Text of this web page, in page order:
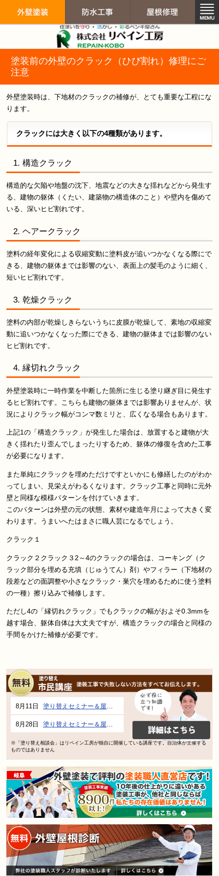
塗装前の外壁のクラック（ひび割れ）修理にご
注意
外壁塗装時は、下地材のクラックの補修が、とても重要な工程にな
ります。
クラックには大きく以下の4種類があります。
1. 構造クラック
構造的な欠陥や地盤の沈下、地震などの大きな揺れなどから発生す
る、建物の躯体（くたい、建築物の構造体のこと）や壁内を傷めて
いる、深いヒビ割れです。
2. ヘアークラック
塗料の経年変化による収縮変動に塗料皮が追いつかなくなる際にで
きる、建物の躯体までは影響のない、表面上の髪毛のように細く、
短いヒビ割れです。
3. 乾燥クラック
塗料の内部が乾燥しきらないうちに皮膜が乾燥して、素地の収縮変
動に追いつかなくなった際にできる、建物の躯体までは影響のない
ヒビ割れです。
4. 縁切れクラック
外壁塗装時に一時作業を中断した箇所に生じる塗り継ぎ目に発生す
るヒビ割れです。こちらも建物の躯体までは影響ありませんが、状
況によりクラック幅がコンマ数ミリと、広くなる場合もあります。
上記1の「構造クラック」が発生した場合は、放置すると建物が大
きく揺れたり歪んでしまったりするため、躯体の修復を含めた工事
が必要になります。
また単純にクラックを埋めただけですといかにも修繕したのがわか
ってしまい、見栄えがわるくなります。クラック工事と同時に元外
壁と同様な模様パターンを付けていきます。
このパターンは外壁の元の状態、素材や建造年月によって大きく変
わります。うまいへたはまさに職人芸になるでしょう。
クラック１
クラック２クラック３2～4のクラックの場合は、コーキング（ク
ラック部分を埋める充填（じゅうてん）剤）やフィラー（下地材の
段差などの面調整や小さなクラック・巣穴を埋めるために使う塗料
の一種）擦り込みで補修します。
ただし4の「縁切れクラック」でもクラックの幅がおよそ0.3mmを
越す場合、躯体自体は大丈夫ですが、構造クラックの場合と同様の
手間をかけた補修が必要です。
8月11日 塗り替えセミナー＆屋根、外壁の塗り替え市民講座 inぎふメディアコスモス
8月28日 塗り替えセミナー＆屋根、外壁の塗り替え市民講座 inぎふメディアコスモス
※「塗り替え相談会」はリペイン工房が独自に開催している講座です。自治体が主催する
ものではありません